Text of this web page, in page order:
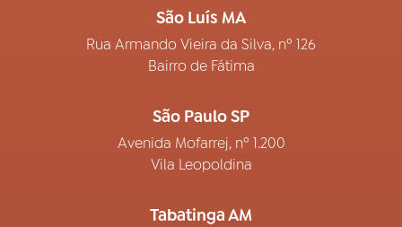
São Luís MA
Rua Armando Vieira da Silva, nº 126
Bairro de Fátima
São Paulo SP
Avenida Mofarrej, nº 1.200
Vila Leopoldina
Tabatinga AM